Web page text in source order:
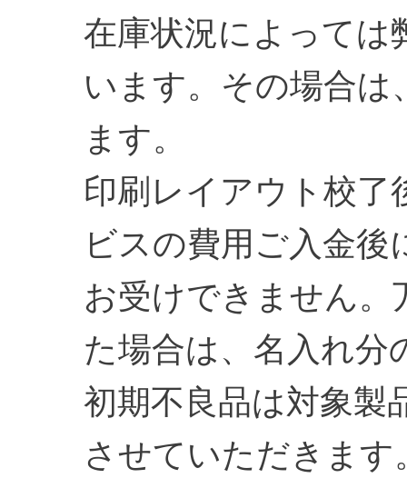
在庫状況によっては
います。その場合は
ます。
印刷レイアウト校了
ビスの費用ご入金
お受けできません
た場合は、名入れ分
初期不良品は対象製
させていただきます